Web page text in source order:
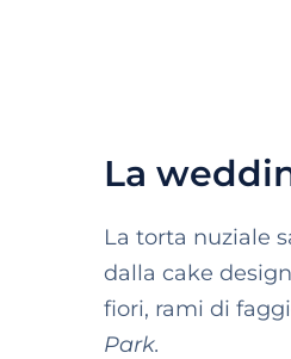
La
La torta nuziale
dalla cake
fiori, rami di
Park.